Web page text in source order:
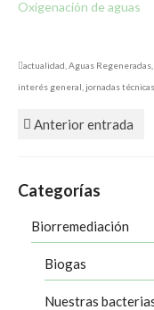
Oxigenación de aguas
actualidad Aguas Regeneradas
interés general jornadas técnicas
Anterior entrada
Categorías
Biorremediación
Biogas
Nuestras